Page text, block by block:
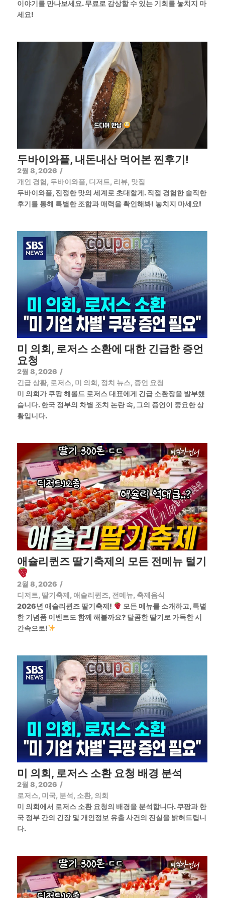
이야기를 만나보세요. 무료로 감상할 수 있는 기회를 놓치지 마
세요!
두바이와플, 내돈내산 먹어본 찐후기!
2월 8, 2026 /
개인 경험, 두바이와플, 디저트, 리뷰, 맛집
두바이와플, 진정한 맛의 세계로 초대할게. 직접 경험한 솔직한
후기를 통해 특별한 조합과 매력을 확인해봐! 놓치지 마세요!
미 의회, 로저스 소환에 대한 긴급한 증언
요청
2월 8, 2026 /
긴급 상황, 로저스, 미 의회, 정치 뉴스, 증언 요청
미 의회가 쿠팡 해롤드 로저스 대표에게 긴급 소환장을 발부했
습니다. 한국 정부의 차별 조치 논란 속, 그의 증언이 중요한 상
황입니다.
애슐리퀸즈 딸기축제의 모든 전메뉴 털기
2월 8, 2026 /
디저트, 딸기축제, 애슐리퀸즈, 전메뉴, 축제음식
2026년 애슐리퀸즈 딸기축제!
모든 메뉴를 소개하고, 특별
한 기념품 이벤트도 함께 해볼까요? 달콤한 딸기로 가득한 시
간속으로!
미 의회, 로저스 소환 요청 배경 분석
2월 8, 2026 /
로저스, 미국, 분석, 소환, 의회
미 의회에서 로저스 소환 요청의 배경을 분석합니다. 쿠팡과 한
국 정부 간의 긴장 및 개인정보 유출 사건의 진실을 밝혀드립니
다.